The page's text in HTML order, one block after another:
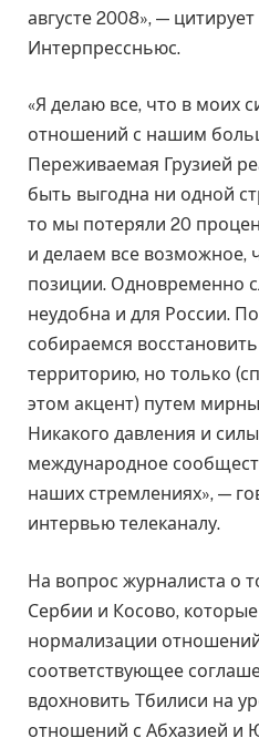
августе 2008», —
Интерпрессньюс.
«Я делаю все, что в моих
отношений с нашим
Переживаемая Грузией
быть выгодна ни одной
то мы потеряли 20
и делаем все возможное,
позиции. Одновременно
неудобна и для России.
собираемся
территорию, но только
этом акцент) путем
Никакого давления и
международное
наших стремлениях», —
интервью телеканалу.
На вопрос журналиста о
Сербии и Косово,
нормализации
соответствующее
вдохновить Тбилиси на
отношений с Абхазией и